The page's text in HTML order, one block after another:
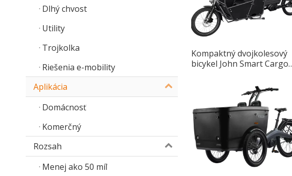
Dlhý chvost
Utility
Trojkolka
Riešenia e-mobility
Aplikácia
Domácnosť
Komerčný
Rozsah
Menej ako 50 míľ
Kompaktný dvojkolesový
bicykel John Smart Cargo